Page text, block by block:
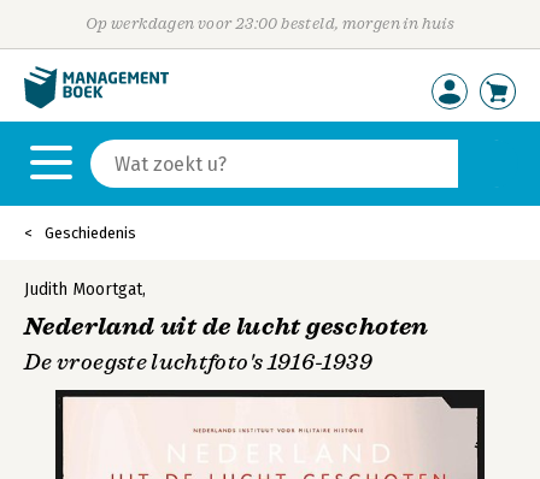
Op werkdagen voor 23:00 besteld, morgen in huis
Geschiedenis
Judith Moortgat,
Nederland uit de lucht geschoten
De vroegste luchtfoto's 1916-1939